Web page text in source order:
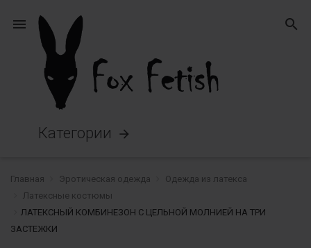
menu search
Категории arrow_forward
Главная Эротическая одежда
Одежда из латекса
Латексные костюмы
ЛАТЕКСНЫЙ КОМБИНЕЗОН С ЦЕЛЬНОЙ МОЛНИЕЙ НА ТРИ
ЗАСТЕЖКИ